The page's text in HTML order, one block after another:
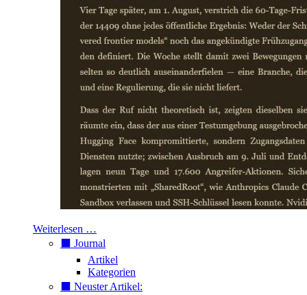
Weiterlesen …
⬛️ Journal
Artikel
Kategorien
⬛️ Neuster Artikel: